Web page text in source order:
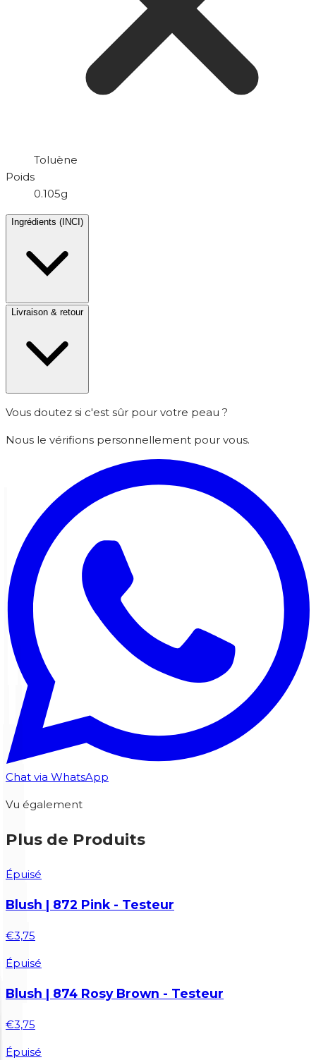
Toluène
Poids
0.105g
Ingrédients (INCI)
Livraison & retour
Vous doutez si c'est sûr pour votre peau ?
Nous le vérifions personnellement pour vous.
Chat via WhatsApp
Vu également
Plus de Produits
Épuisé
Blush | 872 Pink - Testeur
€3,75
Épuisé
Blush | 874 Rosy Brown - Testeur
€3,75
Épuisé